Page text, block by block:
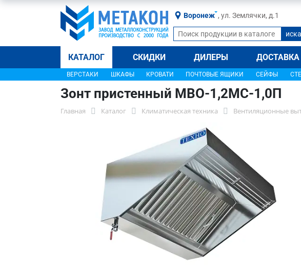
Воронеж , ул. Землячки, д.1
КАТАЛОГ СКИДКИ ДИЛЕРЫ
ВЕРСТАКИ ШКАФЫ КРОВАТИ ПОЧТОВЫЕ ЯЩИКИ СЕЙФЫ
Зонт пристенный МВО-1,2МС-1,0П
Главная Каталог Климатическая техника Вентиляционные